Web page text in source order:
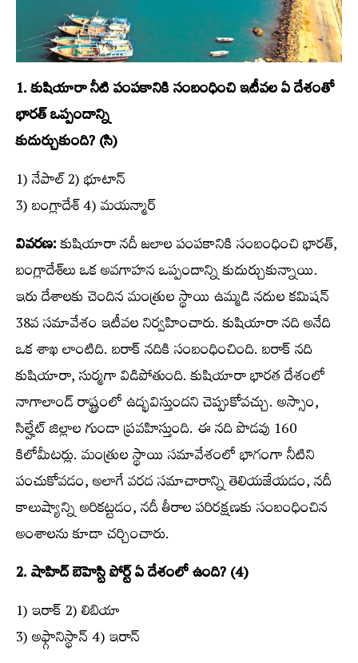
1. కుషియారా నీటి పంపకానికి సంబంధించి ఇటీవల ఏ దేశంతో
భారత్‌ ఒప్పందాన్ని
కుదుర్చుకుంది? (సి)
1) నేపాల్‌ 2) భూటాన్‌
3) బంగ్లాదేశ్‌ 4) మయన్మార్‌
వివరణ:కుషియారా నదీ జలాల పంపకానికి సంబంధించి భారత్‌,
బంగ్లాదేశ్‌లు ఒక అవగాహన ఒప్పందాన్ని కుదుర్చుకున్నాయి.
ఇరు దేశాలకు చెందిన మంత్రుల స్థాయి ఉమ్మడి నదుల కమిషన్‌
38వ సమావేశం ఇటీవల నిర్వహించారు. కుషియారా నది అనేది
ఒక శాఖ లాంటిది. బరాక్‌ నదికి సంబంధించింది. బరాక్‌ నది
కుషియారా, సుర్మగా విడిపోతుంది. కుషియారా భారత దేశంలో
నాగాలాండ్‌ రాష్ట్రంలో ఉద్భవిస్తుందని చెప్పుకోవచ్చు. అస్సాం,
సిల్హేట్‌ జిల్లాల గుండా ప్రవహిస్తుంది. ఈ నది పొడవు 160
కిలోమీటర్లు. మంత్రుల స్థాయి సమావేశంలో భాగంగా నీటిని
పంచుకోవడం, అలాగే వరద సమాచారాన్ని తెలియజేయడం, నదీ
కాలుష్యాన్ని అరికట్టడం, నదీ తీరాల పరిరక్షణకు సంబంధించిన
అంశాలను కూడా చర్చించారు.
2. షాహిద్‌ బెహెస్టి పోర్ట్ ఏ దేశంలో ఉంది? (4)
1) ఇరాక్‌ 2) లిబియా
3) అఫ్గానిస్థాన్‌ 4) ఇరాన్‌